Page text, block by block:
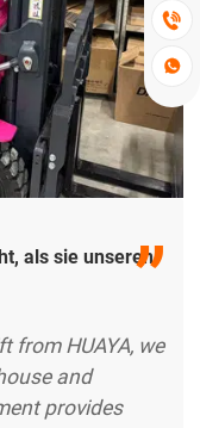


als sie unseren
from HUAYA, we
and
provides